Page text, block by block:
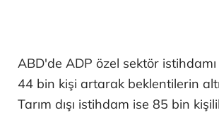
ABD'de ADP özel sektör
44 bin kişi artarak beklentilerin
Tarım dışı istihdam ise 85 bin